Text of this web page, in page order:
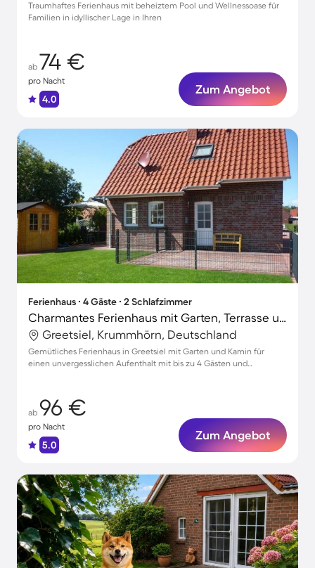
Traumhaftes Ferienhaus mit beheiztem Pool und Wellnessoase für
Familien in idyllischer Lage in Ihren
ab 74 €
pro Nacht
4.0
Zum Angebot
Ferienhaus ∙ 4 Gäste ∙ 2 Schlafzimmer
Charmantes Ferienhaus mit Garten, Terrasse und Grill | Gartenblick | Haustiere sind willkommen
Greetsiel, Krummhörn, Deutschland
Gemütliches Ferienhaus in Greetsiel mit Garten und Kamin für
einen unvergesslichen Aufenthalt mit bis zu 4 Gästen und
ab 96 €
pro Nacht
5.0
Zum Angebot